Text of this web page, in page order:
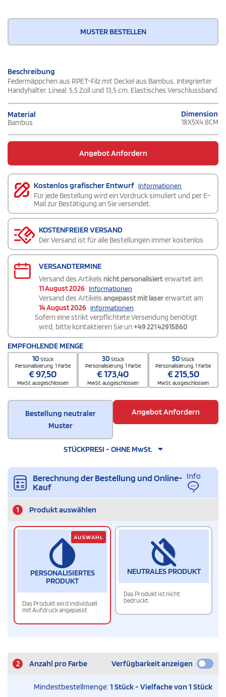
MUSTER BESTELLEN
Beschreibung
Federmäppchen aus RPET-Filz mit Deckel aus Bambus. Integrierter
Handyhalter. Lineal: 5,5 Zoll und 13,5 cm. Elastisches Verschlussband.
Material
Bambus
Dimension
18X5X4.8CM
Angebot Anfordern
Kostenlos grafischer Entwurf Informationen
Für jede Bestellung wird ein Vordruck simuliert und per E-
Mail zur Bestätigung an Sie versendet.
KOSTENFREIER VERSAND
Der Versand ist für alle Bestellungen immer kostenlos
VERSANDTERMINE
Versand des Artikels nicht personalisierterwartet am
11 August 2026 Informationen
Versand des Artikels angepasst mit lasererwartet am
14 August 2026 Informationen
Sofern eine strikt verpflichtete Versendung benötigt
wird, bitte kontaktieren Sie un+49 221 42915860
EMPFOHLENDE MENGE
10 Stück
Personalisierung. 1 Farbe
€97,50
MwSt. ausgeschlossen
30 Stück
Personalisierung. 1 Farbe
€173,40
MwSt. ausgeschlossen
50Stück
Personalisierung. 1 Farbe
€215,50
MwSt. ausgeschlossen
Bestellung neutraler
Muster
Angebot Anfordern
STÜCKPRESI - OHNE MwSt.
Berechnung der Bestellung und Online-
Kauf
Info
1 Produkt auswählen
PERSONALISIERTES
PRODUKT
Das Produkt wird individuell
mit Aufdruck angepasst
AUSWAHL
NEUTRALES PRODUKT
Das Produkt ist nicht
bedruckt.
2 Anzahl pro Farbe Verfügbarkeit anzeigen
Mindestbestellmenge:1 Stück - Vielfache von 1 Stück